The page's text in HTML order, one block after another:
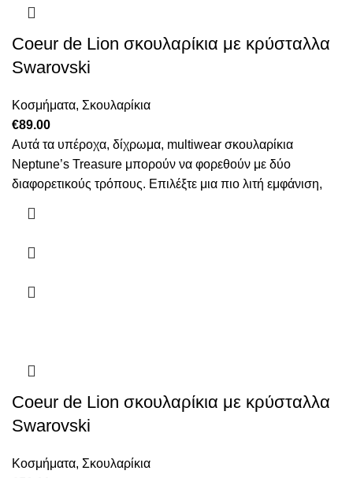
Coeur de Lion σκουλαρίκια με κρύσταλλα
Swarovski
Κοσμήματα, Σκουλαρίκια
€89.00
Αυτά τα υπέροχα, δίχρωμα, multiwear σκουλαρίκια
Neptune’s Treasure μπορούν να φορεθούν με δύο
διαφορετικούς τρόπους. Επιλέξτε μια πιο λιτή εμφάνιση,
Coeur de Lion σκουλαρίκια με κρύσταλλα
Swarovski
Κοσμήματα, Σκουλαρίκια